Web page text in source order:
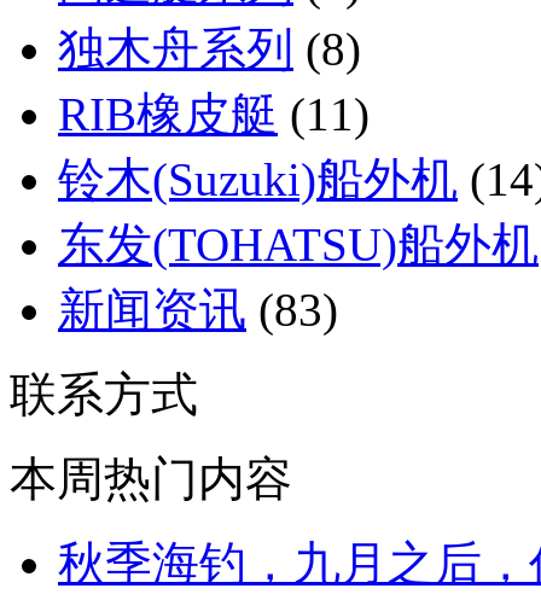
独木舟系列 (8)
RIB橡皮艇 (11)
铃木(Suzuki)船外机
东发(TOHATSU)船外机
新闻资讯 (83)
联系方式
本周热门内容
秋季海钓，九月之后，